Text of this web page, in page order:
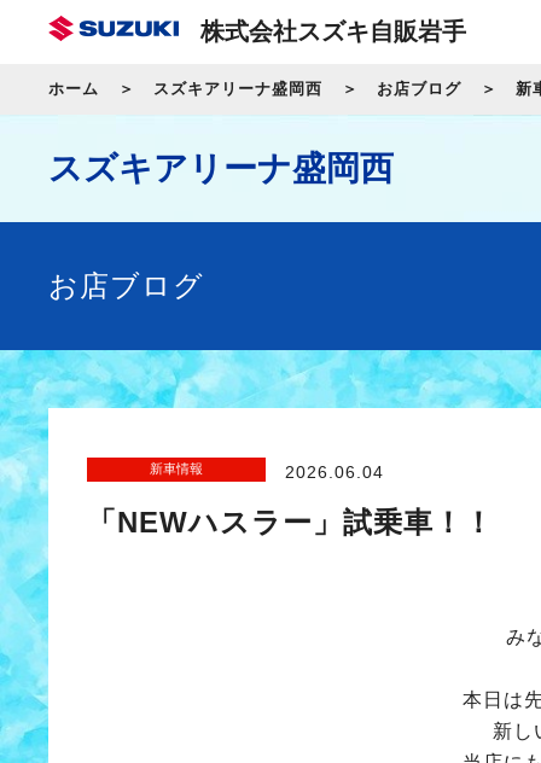
株式会社スズキ自販岩手
ホーム スズキアリーナ盛岡西 お店ブログ 新
スズキアリーナ盛岡西
お店ブログ
新車情報 2026.06.04
「NEWハスラー」試乗車！！
み
本日は
新し